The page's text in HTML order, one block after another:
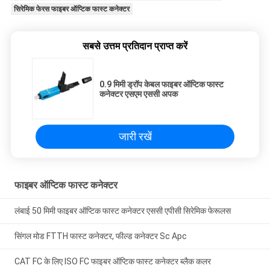
सिरेमिक फेरस फाइबर ऑप्टिक फास्ट कनेक्टर
सबसे उत्तम प्रतिदान प्राप्त करें
0.9 मिमी ड्रॉप केबल फाइबर ऑप्टिक फास्ट
कनेक्टर एसएम एससी अपक
जारी रखें
फाइबर ऑप्टिक फास्ट कनेक्टर
लंबाई 50 मिमी फाइबर ऑप्टिक फास्ट कनेक्टर एससी एपीसी सिरेमिक फेरूलस
सिंगल मोड FTTH फास्ट कनेक्टर, फील्ड कनेक्टर Sc Apc
CAT FC के लिए ISO FC फाइबर ऑप्टिक फास्ट कनेक्टर ब्लैक कलर